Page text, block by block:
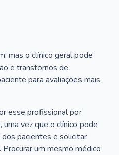
mas o clínico geral pode
e transtornos de
para avaliações mais
esse profissional por
vez que o clínico pode
pacientes e solicitar
um mesmo médico